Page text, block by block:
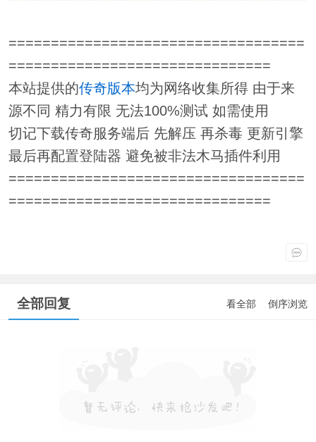
===================================
===============================
本站提供的传奇版本均为网络收集所得 由于来
源不同 精力有限 无法100%测试 如需使用
切记下载传奇服务端后 先解压 再杀毒 更新引擎
最后再配置登陆器 避免被非法木马插件利用
===================================
===============================
全部回复 看全部 倒序浏览